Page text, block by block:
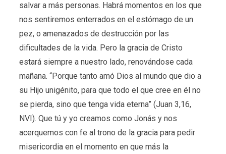
salvar a más personas. Habrá momentos en los que
nos sentiremos enterrados en el estómago de un
pez, o amenazados de destrucción por las
dificultades de la vida. Pero la gracia de Cristo
estará siempre a nuestro lado, renovándose cada
mañana. “Porque tanto amó Dios al mundo que dio a
su Hijo unigénito, para que todo el que cree en él no
se pierda, sino que tenga vida eterna” (Juan 3,16,
NVI). Que tú y yo creamos como Jonás y nos
acerquemos con fe al trono de la gracia para pedir
misericordia en el momento en que más la